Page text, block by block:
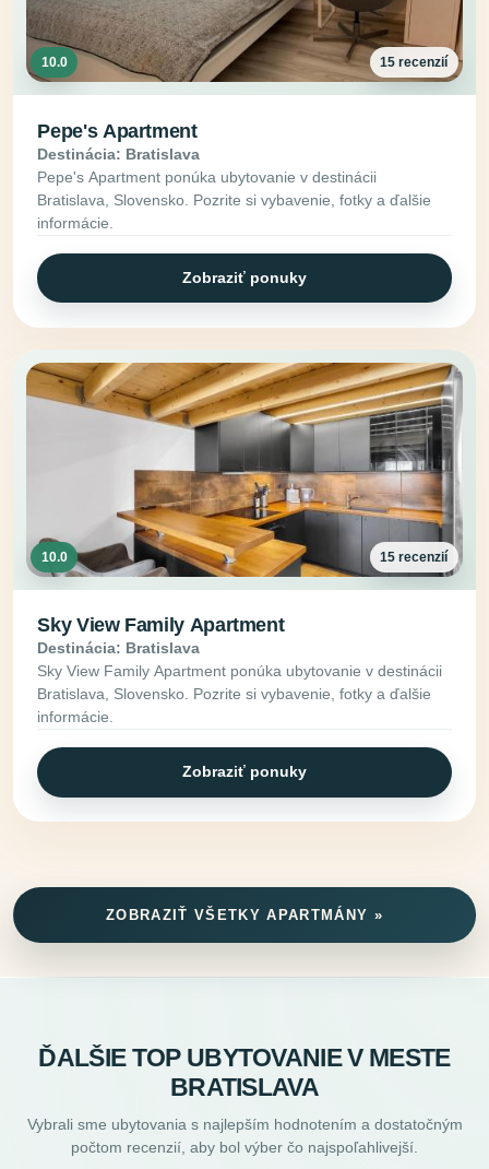
10.0 15 recenzií
Pepe's Apartment
Destinácia: Bratislava
Pepe's Apartment ponúka ubytovanie v destinácii
Bratislava, Slovensko. Pozrite si vybavenie, fotky a ďalšie
informácie.
Zobraziť ponuky
10.0 15 recenzií
Sky View Family Apartment
Destinácia: Bratislava
Sky View Family Apartment ponúka ubytovanie v destinácii
Bratislava, Slovensko. Pozrite si vybavenie, fotky a ďalšie
informácie.
Zobraziť ponuky
ZOBRAZIŤ VŠETKY APARTMÁNY »
ĎALŠIE TOP UBYTOVANIE V MESTE
BRATISLAVA
Vybrali sme ubytovania s najlepším hodnotením a dostatočným
počtom recenzií, aby bol výber čo najspoľahlivejší.